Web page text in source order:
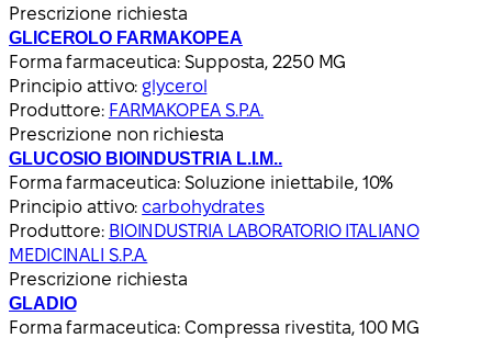
Prescrizione richiesta
GLICEROLO FARMAKOPEA
Forma farmaceutica: Supposta, 2250 MG
Principio attivo: glycerol
Produttore: FARMAKOPEA S.P.A.
Prescrizione non richiesta
GLUCOSIO BIOINDUSTRIA L.I.M..
Forma farmaceutica: Soluzione iniettabile, 10%
Principio attivo: carbohydrates
Produttore: BIOINDUSTRIA LABORATORIO ITALIANO
MEDICINALI S.P.A.
Prescrizione richiesta
GLADIO
Forma farmaceutica: Compressa rivestita, 100 MG